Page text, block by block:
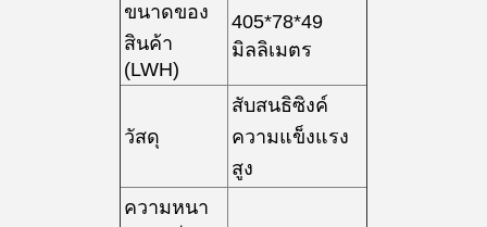
ขนาดของ
สินค้า
(LWH)
405*78*49
มิลลิเมตร
วัสดุ
สับสนธิซิงค์
ความแข็งแรง
สูง
ความหนา